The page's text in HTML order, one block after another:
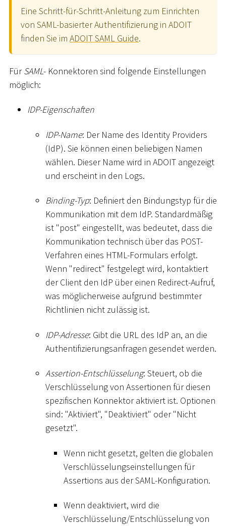
Eine Schritt-für-Schritt-Anleitung zum Einrichten
von SAML-basierter Authentifizierung in ADOIT
finden Sie im ADOIT SAML Guide.
FürSAML- Konnektoren sind folgende Einstellungen
möglich:
IDP-Eigenschaften
IDP-Name: Der Name des Identity Providers
(IdP). Sie können einen beliebigen Namen
wählen. Dieser Name wird in ADOIT angezeigt
und erscheint in den Logs.
Binding-Typ: Definiert den Bindungstyp für die
Kommunikation mit dem IdP. Standardmäßig
ist "post" eingestellt, was bedeutet, dass die
Kommunikation technisch über das POST-
Verfahren eines HTML-Formulars erfolgt.
Wenn "redirect" festgelegt wird, kontaktiert
der Client den IdP über einen Redirect-Aufruf,
was möglicherweise aufgrund bestimmter
Richtlinien nicht zulässig ist.
IDP-Adresse: Gibt die URL des IdP an, an die
Authentifizierungsanfragen gesendet werden.
Assertion-Entschlüsselung: Steuert, ob die
Verschlüsselung von Assertionen für diesen
spezifischen Konnektor aktiviert ist. Optionen
sind: "Aktiviert", "Deaktiviert" oder "Nicht
gesetzt".
Wenn nicht gesetzt, gelten die globalen
Verschlüsselungseinstellungen für
Assertions aus der SAML-Konfiguration.
Wenn deaktiviert, wird die
Verschlüsselung/Entschlüsselung von